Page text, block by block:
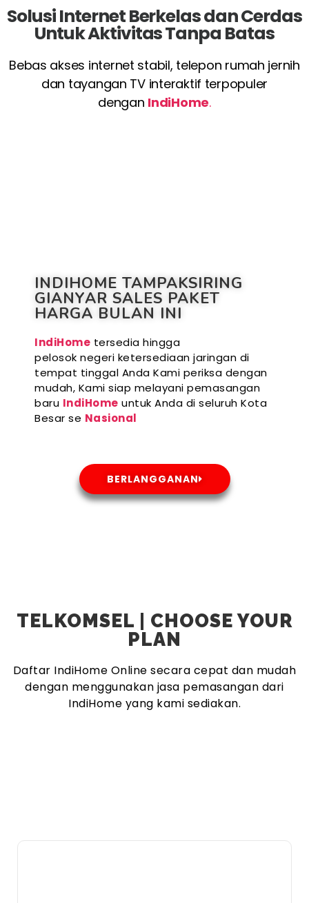
Solusi Internet Berkelas dan Cerdas
Untuk Aktivitas Tanpa Batas
Bebas akses internet stabil, telepon rumah jernih
dan tayangan TV interaktif terpopuler
dengan IndiHome.
INDIHOME TAMPAKSIRING
GIANYAR SALES PAKET
HARGA BULAN INI
IndiHome tersedia hingga
pelosok negeri ketersediaan jaringan di
tempat tinggal Anda Kami periksa dengan
mudah, Kami siap melayani pemasangan
baru IndiHome untuk Anda di seluruh Kota
Besar se Nasional
BERLANGGANAN
TELKOMSEL | CHOOSE YOUR
PLAN
Daftar IndiHome Online secara cepat dan mudah
dengan menggunakan jasa pemasangan dari
IndiHome yang kami sediakan.